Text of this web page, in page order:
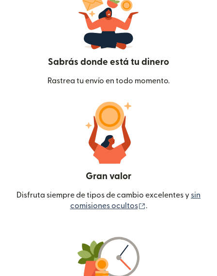
Sabrás donde está tu dinero
Rastrea tu envío en todo momento.
Gran valor
Disfruta siempre de tipos de cambio excelentes y sin
comisiones ocultos
.